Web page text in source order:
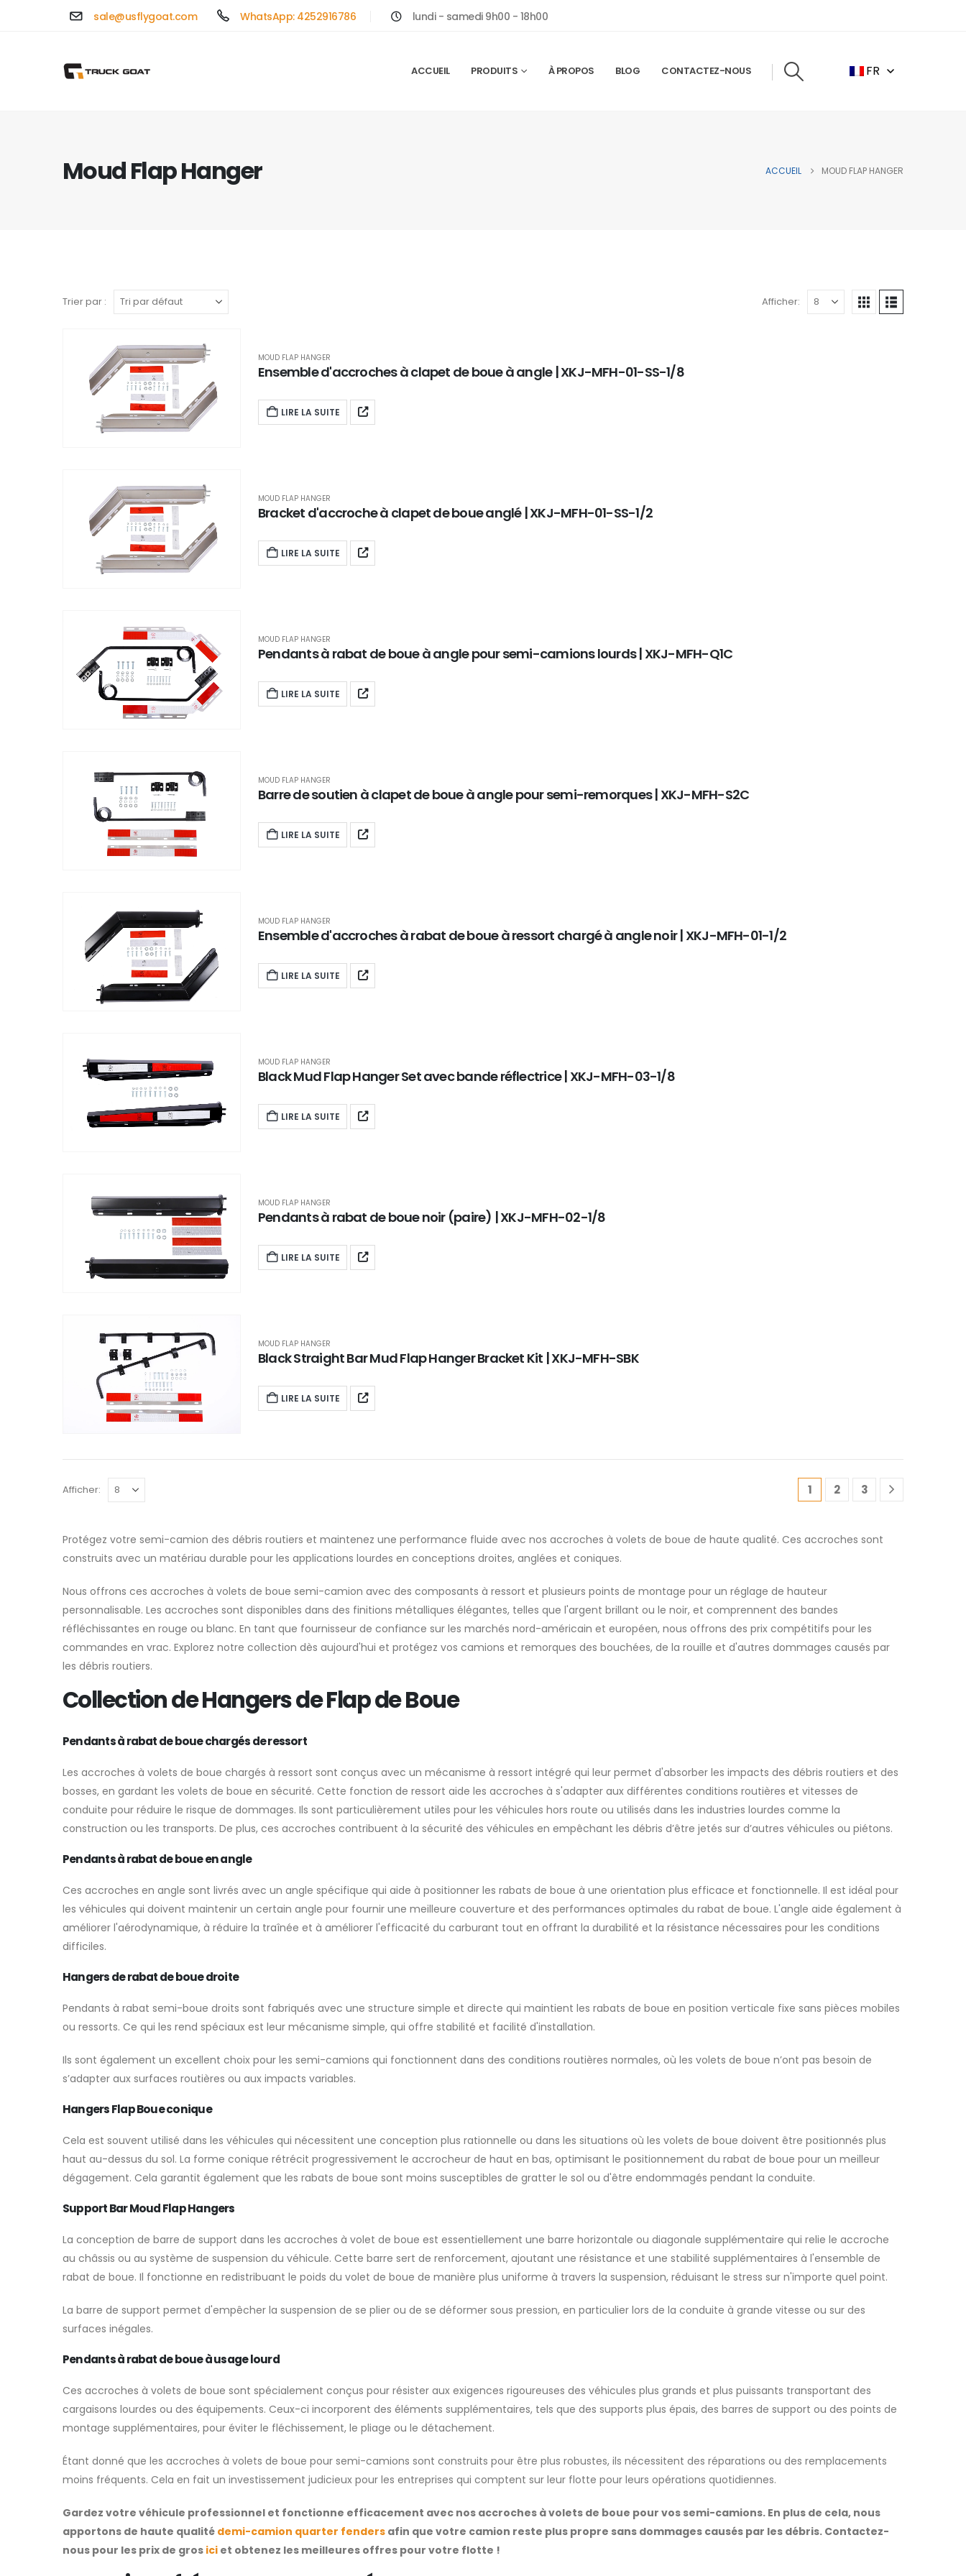
sale@usflygoat.com WhatsApp: 4252916786 lundi - samedi 9h00 - 18h00
ACCUEIL PRODUITS À PROPOS BLOG CONTACTEZ-NOUS FR
Moud Flap Hanger ACCUEIL MOUD FLAP HANGER
Trier par : Afficher:
MOUD FLAP HANGER
Ensemble d'accroches à clapet de boue à angle | XKJ-MFH-01-SS-1/8
LIRE LA SUITE
MOUD FLAP HANGER
Bracket d'accroche à clapet de boue anglé | XKJ-MFH-01-SS-1/2
LIRE LA SUITE
MOUD FLAP HANGER
Pendants à rabat de boue à angle pour semi-camions lourds | XKJ-MFH-Q1C
LIRE LA SUITE
MOUD FLAP HANGER
Barre de soutien à clapet de boue à angle pour semi-remorques | XKJ-MFH-S2C
LIRE LA SUITE
MOUD FLAP HANGER
Ensemble d'accroches à rabat de boue à ressort chargé à angle noir | XKJ-MFH-01-1/2
LIRE LA SUITE
MOUD FLAP HANGER
Black Mud Flap Hanger Set avec bande réflectrice | XKJ-MFH-03-1/8
LIRE LA SUITE
MOUD FLAP HANGER
Pendants à rabat de boue noir (paire) | XKJ-MFH-02-1/8
LIRE LA SUITE
MOUD FLAP HANGER
Black Straight Bar Mud Flap Hanger Bracket Kit | XKJ-MFH-SBK
LIRE LA SUITE
Afficher: 1 2 3
Protégez votre semi-camion des débris routiers et maintenez une performance fluide avec nos accroches à volets de boue de haute qualité. Ces accroches sont
construits avec un matériau durable pour les applications lourdes en conceptions droites, anglées et coniques.
Nous offrons ces accroches à volets de boue semi-camion avec des composants à ressort et plusieurs points de montage pour un réglage de hauteur
personnalisable. Les accroches sont disponibles dans des finitions métalliques élégantes, telles que l'argent brillant ou le noir, et comprennent des bandes
réfléchissantes en rouge ou blanc. En tant que fournisseur de confiance sur les marchés nord-américain et européen, nous offrons des prix compétitifs pour les
commandes en vrac. Explorez notre collection dès aujourd'hui et protégez vos camions et remorques des bouchées, de la rouille et d'autres dommages causés par
les débris routiers.
Collection de Hangers de Flap de Boue
Pendants à rabat de boue chargés de ressort
Les accroches à volets de boue chargés à ressort sont conçus avec un mécanisme à ressort intégré qui leur permet d'absorber les impacts des débris routiers et des
bosses, en gardant les volets de boue en sécurité. Cette fonction de ressort aide les accroches à s'adapter aux différentes conditions routières et vitesses de
conduite pour réduire le risque de dommages. Ils sont particulièrement utiles pour les véhicules hors route ou utilisés dans les industries lourdes comme la
construction ou les transports. De plus, ces accroches contribuent à la sécurité des véhicules en empêchant les débris d’être jetés sur d’autres véhicules ou piétons.
Pendants à rabat de boue en angle
Ces accroches en angle sont livrés avec un angle spécifique qui aide à positionner les rabats de boue à une orientation plus efficace et fonctionnelle. Il est idéal pour
les véhicules qui doivent maintenir un certain angle pour fournir une meilleure couverture et des performances optimales du rabat de boue. L'angle aide également à
améliorer l'aérodynamique, à réduire la traînée et à améliorer l'efficacité du carburant tout en offrant la durabilité et la résistance nécessaires pour les conditions
difficiles.
Hangers de rabat de boue droite
Pendants à rabat semi-boue droits sont fabriqués avec une structure simple et directe qui maintient les rabats de boue en position verticale fixe sans pièces mobiles
ou ressorts. Ce qui les rend spéciaux est leur mécanisme simple, qui offre stabilité et facilité d'installation.
Ils sont également un excellent choix pour les semi-camions qui fonctionnent dans des conditions routières normales, où les volets de boue n’ont pas besoin de
s’adapter aux surfaces routières ou aux impacts variables.
Hangers Flap Boue conique
Cela est souvent utilisé dans les véhicules qui nécessitent une conception plus rationnelle ou dans les situations où les volets de boue doivent être positionnés plus
haut au-dessus du sol. La forme conique rétrécit progressivement le accrocheur de haut en bas, optimisant le positionnement du rabat de boue pour un meilleur
dégagement. Cela garantit également que les rabats de boue sont moins susceptibles de gratter le sol ou d'être endommagés pendant la conduite.
Support Bar Moud Flap Hangers
La conception de barre de support dans les accroches à volet de boue est essentiellement une barre horizontale ou diagonale supplémentaire qui relie le accroche
au châssis ou au système de suspension du véhicule. Cette barre sert de renforcement, ajoutant une résistance et une stabilité supplémentaires à l'ensemble de
rabat de boue. Il fonctionne en redistribuant le poids du volet de boue de manière plus uniforme à travers la suspension, réduisant le stress sur n'importe quel point.
La barre de support permet d'empêcher la suspension de se plier ou de se déformer sous pression, en particulier lors de la conduite à grande vitesse ou sur des
surfaces inégales.
Pendants à rabat de boue à usage lourd
Ces accroches à volets de boue sont spécialement conçus pour résister aux exigences rigoureuses des véhicules plus grands et plus puissants transportant des
cargaisons lourdes ou des équipements. Ceux-ci incorporent des éléments supplémentaires, tels que des supports plus épais, des barres de support ou des points de
montage supplémentaires, pour éviter le fléchissement, le pliage ou le détachement.
Étant donné que les accroches à volets de boue pour semi-camions sont construits pour être plus robustes, ils nécessitent des réparations ou des remplacements
moins fréquents. Cela en fait un investissement judicieux pour les entreprises qui comptent sur leur flotte pour leurs opérations quotidiennes.
Gardez votre véhicule professionnel et fonctionne efficacement avec nos accroches à volets de boue pour vos semi-camions. En plus de cela, nous
apportons de haute qualité demi-camion quarter fenders afin que votre camion reste plus propre sans dommages causés par les débris. Contactez-
nous pour les prix de gros ici et obtenez les meilleures offres pour votre flotte !